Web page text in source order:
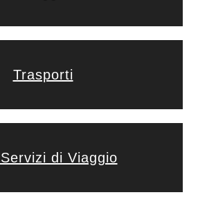
Trasporti
di Viaggio